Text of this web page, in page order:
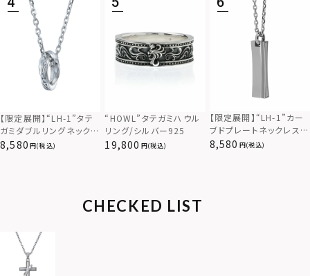
【限定展開】“LH-1”タテ
ガミダブルリングネックレ
ス（ツイスト/シルバー）/
8,580 (税込)
“HOWL”タテガミハウル
リング/シルバー925
19,800 (税込)
【限定展開】“LH-1”カー
ブドプレートネックレス/
サージカルステンレス（金
8,580 (税込)
CHECKED LIST